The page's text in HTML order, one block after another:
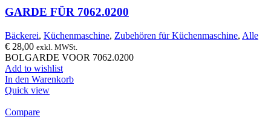
GARDE FÜR 7062.0200
Bäckerei, Küchenmaschine, Zubehören für Küchenmaschine, Alle
€ 28,00 exkl. MWSt.
BOLGARDE VOOR 7062.0200
Add to wishlist
In den Warenkorb
Quick view
Compare